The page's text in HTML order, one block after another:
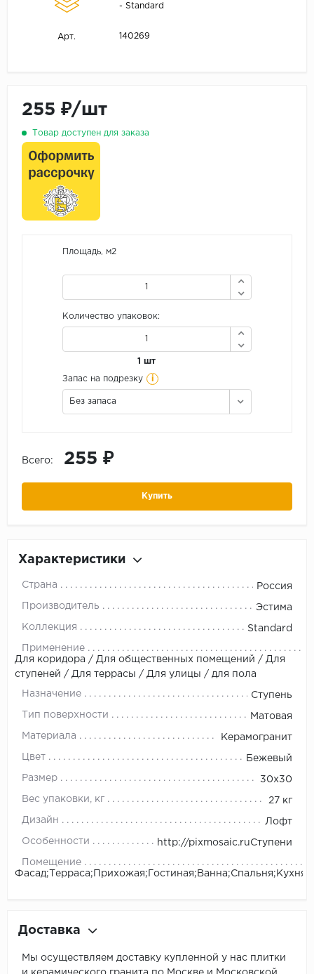
- Standard
Арт. 140269
255 ₽/шт
Товар доступен для заказа
Площадь, м2
Количество упаковок:
1 шт
Запас на подрезку i
Без запаса
Всего: 255 ₽
Купить
Характеристики
Страна Россия
Производитель Эстима
Коллекция Standard
Применение
Для коридора / Для общественных помещений / Для
ступеней / Для террасы / Для улицы / для пола
Назначение Ступень
Тип поверхности Матовая
Материала Керамогранит
Цвет Бежевый
Размер 30x30
Вес упаковки, кг 27 кг
Дизайн Лофт
Особенности http://pixmosaic.ruСтупени
Помещение
Фасад;Терраса;Прихожая;Гостиная;Ванна;Спальня;Кухня
Доставка
Мы осуществляем доставку купленной у нас плитки